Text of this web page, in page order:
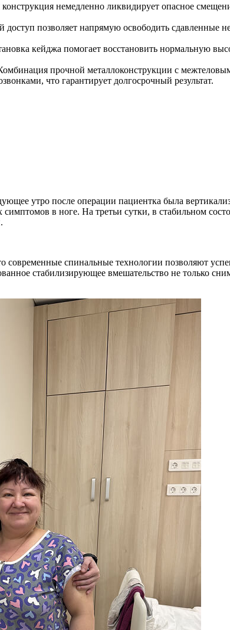
конструкция немедленно ликвидирует опасное
доступ позволяет напрямую освободить
кейджа помогает восстановить нормальную
прочной металлоконструкции с
что гарантирует долгосрочный результат.
утро после операции пациентка была
симптомов в ноге. На третьи сутки, в стабильном
современные спинальные технологии позволяют
стабилизирующее вмешательство не только